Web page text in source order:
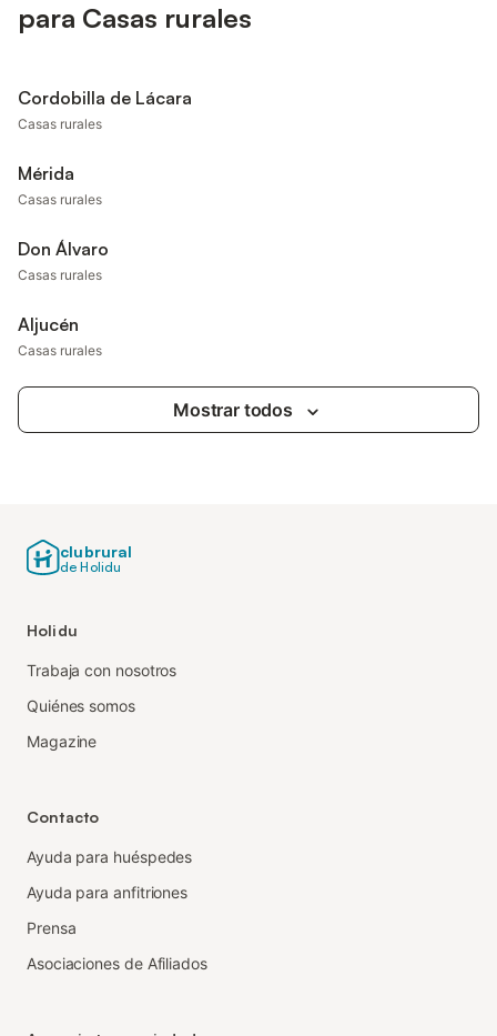
para Casas rurales
Cordobilla de Lácara
Casas rurales
Mérida
Casas rurales
Don Álvaro
Casas rurales
Aljucén
Casas rurales
Mostrar todos
clubrural
de Holidu
Holidu
Trabaja con nosotros
Quiénes somos
Magazine
Contacto
Ayuda para huéspedes
Ayuda para anfitriones
Prensa
Asociaciones de Afiliados